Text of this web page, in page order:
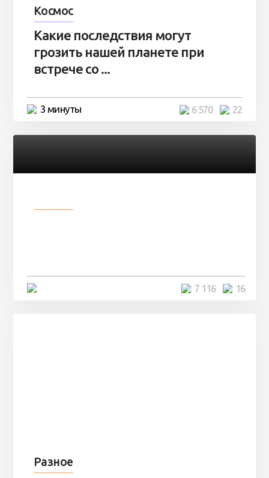
Космос
Какие последствия могут
грозить нашей планете при
встрече со ...
3 минуты 22
6 570
16
7 116
Разное